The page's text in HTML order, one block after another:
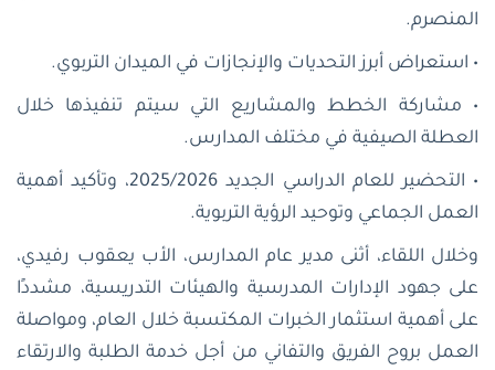
المنصرم.
• استعراض أبرز التحديات والإنجازات في الميدان التربوي.
• مشاركة الخطط والمشاريع التي سيتم تنفيذها خلال
العطلة الصيفية في مختلف المدارس.
• التحضير للعام الدراسي الجديد 2025/2026، وتأكيد أهمية
العمل الجماعي وتوحيد الرؤية التربوية.
وخلال اللقاء، أثنى مدير عام المدارس، الأب يعقوب رفيدي،
على جهود الإدارات المدرسية والهيئات التدريسية، مشددًا
على أهمية استثمار الخبرات المكتسبة خلال العام، ومواصلة
العمل بروح الفريق والتفاني من أجل خدمة الطلبة والارتقاء